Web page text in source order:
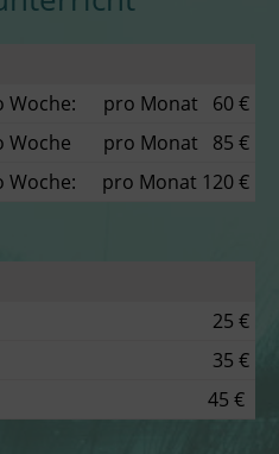
Woche:
pro Monat 60 €
Woche
pro Monat 85 €
Woche:
pro Monat 120 €
25 €
35 €
45 €